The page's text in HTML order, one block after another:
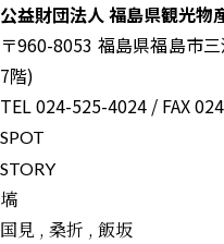
公益財団法人 福島県観光物
〒960-8053 福島県福島市
7階)
TEL 024-525-4024 / FAX
SPOT
STORY
塙
国見 , 桑折 , 飯坂